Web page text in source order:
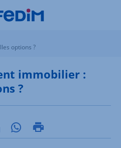
options ?
immobilier :
?